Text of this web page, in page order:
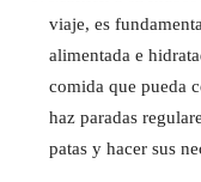
viaje, es
alimentada e
comida que pueda
haz paradas
patas y hacer sus